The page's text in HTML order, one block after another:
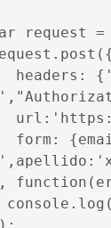
request